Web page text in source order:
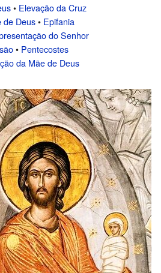
• Elevação da Cruz
de Deus• Epifania
do Senhor
• Pentecostes
da Mãe de Deus